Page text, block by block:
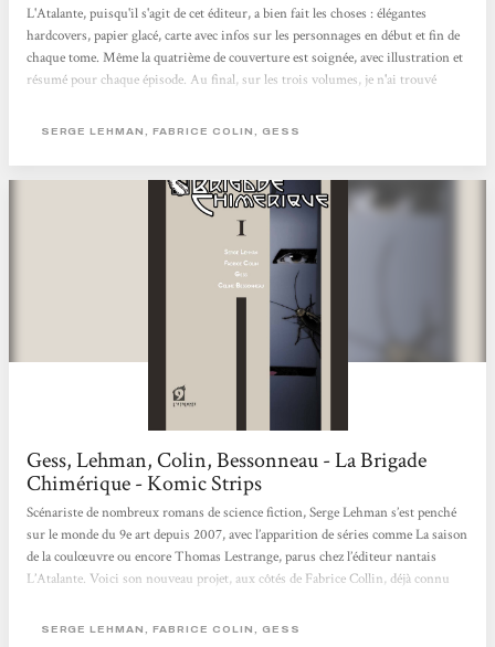
L'Atalante, puisqu'il s'agit de cet éditeur, a bien fait les choses : élégantes
hardcovers, papier glacé, carte avec infos sur les personnages en début et fin de
chaque tome. Même la quatrième de couverture est soignée, avec illustration et
résumé pour chaque épisode. Au final, sur les trois volumes, je n'ai trouvé
case, au niveau du lettrage. Autant dire rien du tout en comparaison de certains
ancrée dans l'Histoire et les...
SERGE LEHMAN, FABRICE COLIN, GESS
Gess, Lehman, Colin, Bessonneau - La Brigade
Chimérique - Komic Strips
Scénariste de nombreux romans de science fiction, Serge Lehman s’est penché
sur le monde du 9e art depuis 2007, avec l’apparition de séries comme La saison
de la coulœuvre ou encore Thomas Lestrange, parus chez l’éditeur nantais
L’Atalante. Voici son nouveau projet, aux côtés de Fabrice Collin, déjà connu
d’ores et déjà prévue en 6 tomes, avec un rythme de parution très rapproché : les
SERGE LEHMAN, FABRICE COLIN, GESS